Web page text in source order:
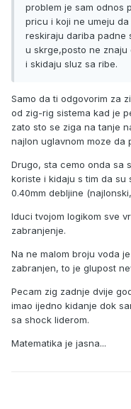
problem je sam odnos
pricu i koji ne umeju
reskiraju dariba padne
u skrge,posto ne
i skidaju sluz sa ribe.
Samo da ti odgovorim za
od zig-rig sistema kad je
zato sto se ziga na tanje
najlon uglavnom moze da
Drugo, sta cemo onda sa
koriste i kidaju s tim da su
0.40mm debljine
Iduci tvojom logikom sve
zabranjenje.
Na ne malom broju voda
zabranjen, to je glupost
Pecam zig zadnje dvije
imao ijedno kidanje dok
sa shock liderom.
Matematika je jasna...